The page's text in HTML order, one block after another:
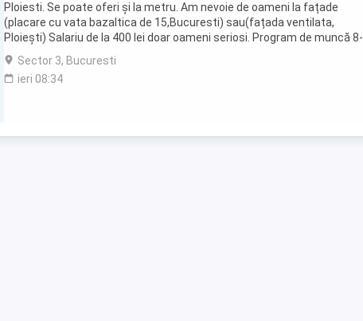
Ploiesti. Se poate oferi și la metru. Am nevoie de oameni la fațade
(placare cu vata bazaltica de 15,Bucuresti) sau(fațada ventilata,
Ploiești) Salariu de la 400 lei doar oameni seriosi. Program de muncă 8-
17 o oră pauza
Sector 3, Bucuresti
ieri 08:34